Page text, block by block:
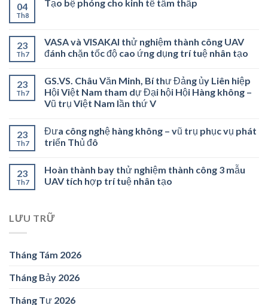
04
Th8
Tạo bệ phóng cho kinh tế tầm thấp
23
Th7
VASA và VISAKAI thử nghiệm thành công UAV
đánh chặn tốc độ cao ứng dụng trí tuệ nhân tạo
23
Th7
GS.VS. Châu Văn Minh, Bí thư Đảng ủy Liên hiệp
Hội Việt Nam tham dự Đại hội Hội Hàng không –
Vũ trụ Việt Nam lần thứ V
23
Th7
Đưa công nghệ hàng không – vũ trụ phục vụ phát
triển Thủ đô
23
Th7
Hoàn thành bay thử nghiệm thành công 3 mẫu
UAV tích hợp trí tuệ nhân tạo
LƯU TRỮ
Tháng Tám 2026
Tháng Bảy 2026
Tháng Tư 2026